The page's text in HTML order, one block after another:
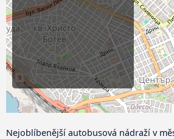
Nejoblíbenější autobusová nádraží v